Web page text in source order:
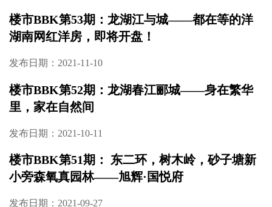
楼市BBK第53期：龙湖江与城——都在等的洋
湖南网红洋房，即将开盘！
发布日期：2021-11-10
楼市BBK第52期：龙湖春江郦城——身在繁华
里，家在自然间
发布日期：2021-10-11
楼市BBK第51期： 东二环，树木岭，砂子塘新
小旁森氧真园林——旭辉·国悦府